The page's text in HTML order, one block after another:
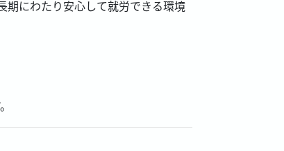
期にわたり安心して就労できる環境